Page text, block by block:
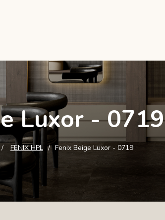
Luxor - 0719
FENIX HPL Fenix Beige Luxor - 0719